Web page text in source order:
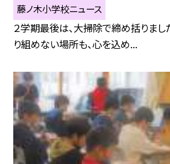
藤ノ木小学校ニュース
２学期最後は、大掃除で締め括りま
り組めない場所も、心を込め...